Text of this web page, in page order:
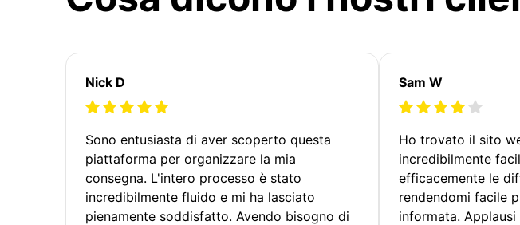
Nick D
Sono entusiasta di aver scoperto questa
piattaforma per organizzare la mia
consegna. L'intero processo è stato
incredibilmente fluido e mi ha lasciato
pienamente soddisfatto. Avendo bisogno di
Sam W
Ho trovato il sito
incredibilmente
efficacemente le
rendendomi facile
informata.